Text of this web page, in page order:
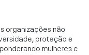
organizações não
proteção e
mulheres e